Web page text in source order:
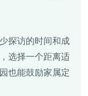
探访的时间和成
选择一个距离适
也能鼓励家属定